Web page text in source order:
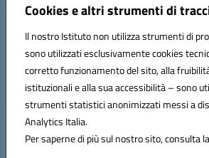
Cookies e altri strumenti di
Il nostro Istituto non utilizza strumenti di
sono utilizzati esclusivamente cookies
corretto funzionamento del sito, alla
istituzionali e alla sua accessibilità – sono
strumenti statistici anonimizzati messi a
Analytics Italia.
Per saperne di più sul nostro sito, consulta
ISTITUTO ISTRUZIONE SUPERIORE ANGELO
Codice fiscale: 80004310902 Codice
Telefono: 079951627
Mail: SSIS019006@istruzione.it PEC:
Hosting & Powered by 3D
Concept & Design by